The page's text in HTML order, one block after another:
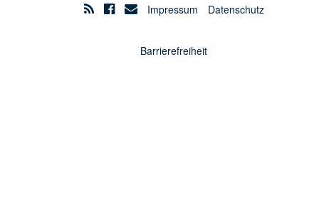
Impressum Datenschutz
Barrierefreiheit